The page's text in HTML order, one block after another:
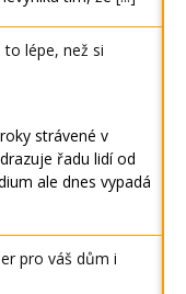
to lépe, než si
strávené v
řadu lidí od
ale dnes vypadá
pro váš dům i